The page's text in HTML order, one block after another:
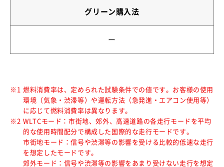
グリーン購入法
ー
※1 燃料消費率は、定められた試験条件での値です。お客様の使用
環境（気象・渋滞等）や運転方法（急発進・エアコン使用等）
に応じて燃料消費率は異なります。
※2 WLTCモード：市街地、郊外、高速道路の各走行モードを平均
的な使用時間配分で構成した国際的な走行モードです。
市街地モード：信号や渋滞等の影響を受ける比較的低速な走行
を想定したモードです。
郊外モード：信号や渋滞等の影響をあまり受けない走行を想定